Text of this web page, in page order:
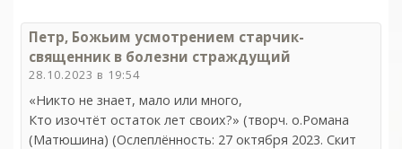
Петр, Божьим усмотрением старчик-
священник в болезни страждущий
28.10.2023 в 19:54
«Никто не знает, мало или много,
Кто изочтёт остаток лет своих?» (творч. о.Романа
(Матюшина) (Ослеплённость: 27 октября 2023. Скит